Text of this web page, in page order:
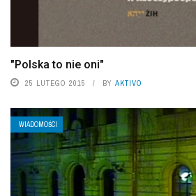
"Polska to nie oni"
25 LUTEGO 2015 BY AKTIVO
WIADOMOŚCI